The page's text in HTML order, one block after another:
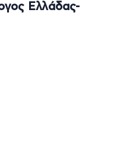
Ελλάδας-